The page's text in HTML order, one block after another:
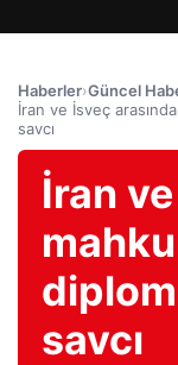
Haberler›Güncel
İran ve İsveç
savcı
İran
savcı